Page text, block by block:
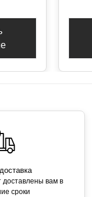
вам в
сроки